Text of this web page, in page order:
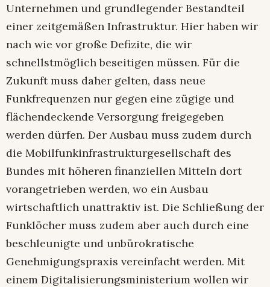
Unternehmen und grundlegender Bestandteil
einer zeitgemäßen Infrastruktur. Hier haben wir
nach wie vor große Defizite, die wir
schnellstmöglich beseitigen müssen. Für die
Zukunft muss daher gelten, dass neue
Funkfrequenzen nur gegen eine zügige und
flächendeckende Versorgung freigegeben
werden dürfen. Der Ausbau muss zudem durch
die Mobilfunkinfrastrukturgesellschaft des
Bundes mit höheren finanziellen Mitteln dort
vorangetrieben werden, wo ein Ausbau
wirtschaftlich unattraktiv ist. Die Schließung der
Funklöcher muss zudem aber auch durch eine
beschleunigte und unbürokratische
Genehmigungspraxis vereinfacht werden. Mit
einem Digitalisierungsministerium wollen wir